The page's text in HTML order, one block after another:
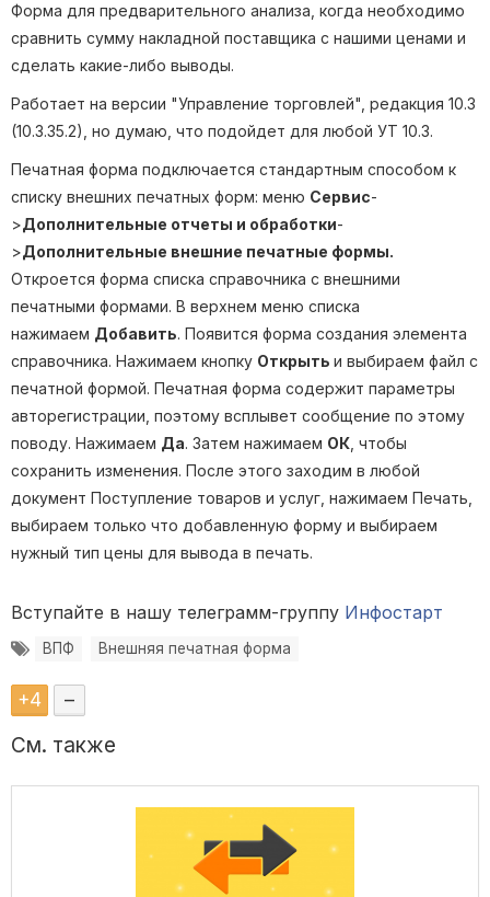
Форма для предварительного анализа, когда необходимо
сравнить сумму накладной поставщика с нашими ценами и
сделать какие-либо выводы.
Работает на версии "Управление торговлей", редакция 10.3
(10.3.35.2), но думаю, что подойдет для любой УТ 10.3.
Печатная форма подключается стандартным способом к
списку внешних печатных форм: меню Сервис-
>Дополнительные отчеты и обработки-
>Дополнительные внешние печатные формы.
Откроется форма списка справочника с внешними
печатными формами. В верхнем меню списка
нажимаем Добавить. Появится форма создания элемента
справочника. Нажимаем кнопку Открыть и выбираем файл с
печатной формой. Печатная форма содержит параметры
авторегистрации, поэтому всплывет сообщение по этому
поводу. Нажимаем Да. Затем нажимаем ОК , чтобы
сохранить изменения. После этого заходим в любой
документ Поступление товаров и услуг, нажимаем Печать,
выбираем только что добавленную форму и выбираем
нужный тип цены для вывода в печать.
Вступайте в нашу телеграмм-группу Инфостарт
ВПФ Внешняя печатная форма
+4 –
См. также